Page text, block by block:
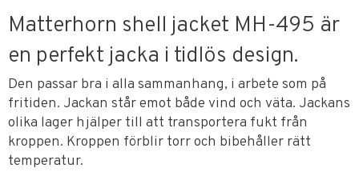
Matterhorn shell jacket MH-495 är
en perfekt jacka i tidlös design.
Den passar bra i alla sammanhang, i arbete som på
fritiden. Jackan står emot både vind och väta. Jackans
olika lager hjälper till att transportera fukt från
kroppen. Kroppen förblir torr och bibehåller rätt
temperatur.